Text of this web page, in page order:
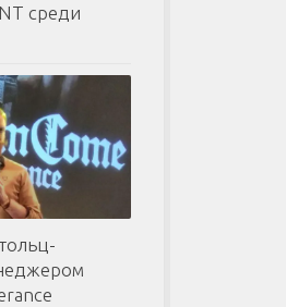
среди